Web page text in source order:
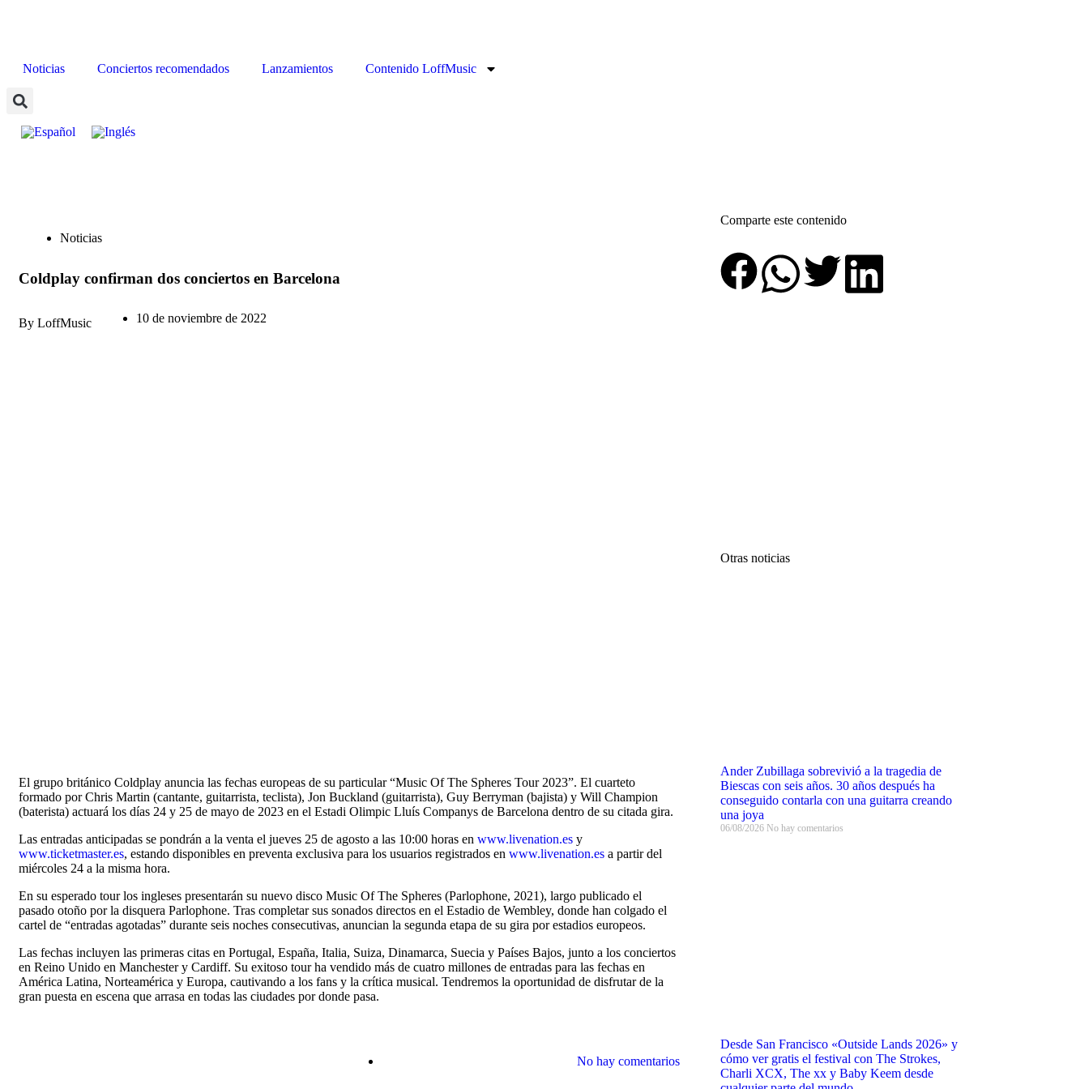
Noticias Conciertos recomendados Lanzamientos Contenido LoffMusic
Noticias
Coldplay confirman dos conciertos en Barcelona
By LoffMusic 10 de noviembre de 2022
El grupo británico Coldplay anuncia las fechas europeas de su particular “Music Of The Spheres Tour 2023”. El cuarteto
formado por Chris Martin (cantante, guitarrista, teclista), Jon Buckland (guitarrista), Guy Berryman (bajista) y Will Champion
(baterista) actuará los días 24 y 25 de mayo de 2023 en el Estadi Olimpic Lluís Companys de Barcelona dentro de su citada gira.
Las entradas anticipadas se pondrán a la venta el jueves 25 de agosto a las 10:00 horas en www.livenation.es y
www.ticketmaster.es, estando disponibles en preventa exclusiva para los usuarios registrados en www.livenation.es a partir del
miércoles 24 a la misma hora.
En su esperado tour los ingleses presentarán su nuevo disco Music Of The Spheres (Parlophone, 2021), largo publicado el
pasado otoño por la disquera Parlophone. Tras completar sus sonados directos en el Estadio de Wembley, donde han colgado el
cartel de “entradas agotadas” durante seis noches consecutivas, anuncian la segunda etapa de su gira por estadios europeos.
Las fechas incluyen las primeras citas en Portugal, España, Italia, Suiza, Dinamarca, Suecia y Países Bajos, junto a los conciertos
en Reino Unido en Manchester y Cardiff. Su exitoso tour ha vendido más de cuatro millones de entradas para las fechas en
América Latina, Norteamérica y Europa, cautivando a los fans y la crítica musical. Tendremos la oportunidad de disfrutar de la
gran puesta en escena que arrasa en todas las ciudades por donde pasa.
No hay comentarios
Comparte este contenido
Otras noticias
Ander Zubillaga sobrevivió a la tragedia de
Biescas con seis años. 30 años después ha
conseguido contarla con una guitarra creando
una joya
06/08/2026 No hay comentarios
Desde San Francisco «Outside Lands 2026» y
cómo ver gratis el festival con The Strokes,
Charli XCX, The xx y Baby Keem desde